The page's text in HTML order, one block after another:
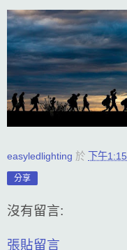
easyledlighting 於 下午1:15
分享
沒有留言:
張貼留言